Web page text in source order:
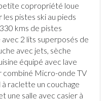
copropriété loue
les pistes ski au pieds
kms de pistes
2 lits superposés de
avec jets, sèche
équipé avec lave
combiné Micro-onde TV
raclette un couchage
une salle avec casier à